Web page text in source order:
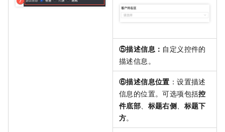
⑤描述信息： 自定义控件的
描述信息。
⑥描述信息位置 ：设置描述
信息的位置。可选项包括控
件底部
标题右侧
标题下
方。